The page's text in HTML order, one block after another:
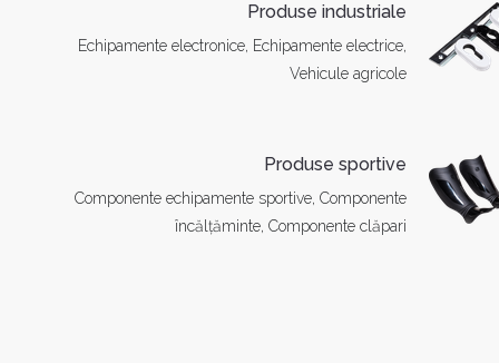
Produse industriale
Echipamente electronice, Echipamente electrice,
Vehicule agricole
Produse sportive
Componente echipamente sportive, Componente
încălțăminte, Componente clăpari